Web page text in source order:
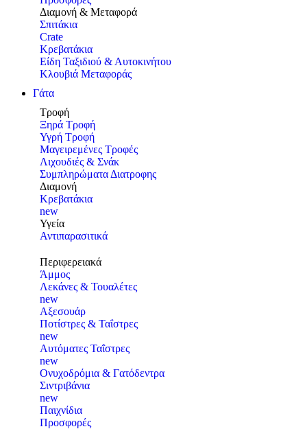
Διαμονή & Μεταφορά
Σπιτάκια
Crate
Κρεβατάκια
Είδη Ταξιδιού & Αυτοκινήτου
Κλουβιά Μεταφοράς
Γάτα
Τροφή
Ξηρά Τροφή
Υγρή Τροφή
Μαγειρεμένες Τροφές
Λιχουδιές & Σνάκ
Συμπληρώματα Διατροφης
Διαμονή
Κρεβατάκια
new
Υγεία
Αντιπαρασιτικά
Περιφερειακά
Άμμος
Λεκάνες & Τουαλέτες
new
Αξεσουάρ
Ποτίστρες & Ταΐστρες
new
Αυτόματες Ταΐστρες
new
Ονυχοδρόμια & Γατόδεντρα
Σιντριβάνια
new
Παιχνίδια
Προσφορές